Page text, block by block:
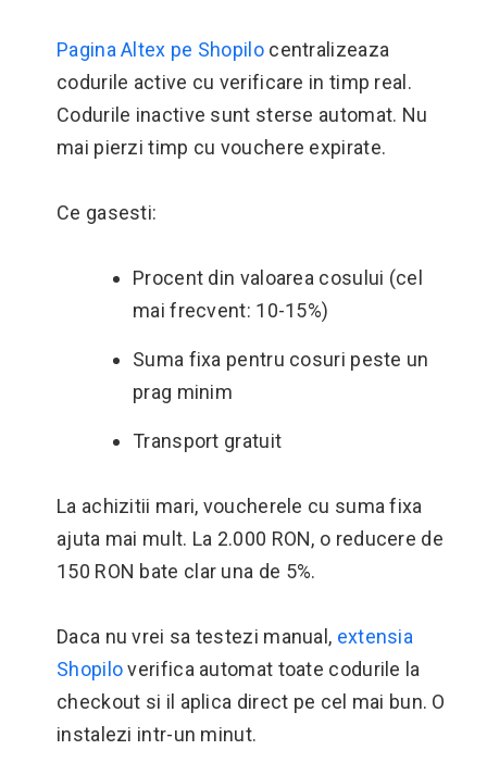
Pagina Altex pe Shopilocentralizeaza
codurile active cu verificare in timp real.
Codurile inactive sunt sterse automat. Nu
mai pierzi timp cu vouchere expirate.
Ce gasesti:
Procent din valoarea cosului (cel
mai frecvent: 10-15%)
Suma fixa pentru cosuri peste un
prag minim
Transport gratuit
La achizitii mari, voucherele cu suma fixa
ajuta mai mult. La 2.000 RON, o reducere de
150 RON bate clar una de 5%.
Daca nu vrei sa testezi manual, extensia
Shopiloverifica automat toate codurile la
checkout si il aplica direct pe cel mai bun. O
instalezi intr-un minut.